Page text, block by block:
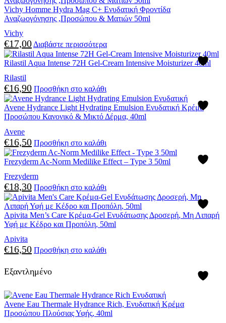
Vichy Homme Hydra Mag C+ Ενυδατική Φροντίδα
Αναζωογόνησης ,Προσώπου & Ματιών 50ml
Vichy
€17,00 Διαβάστε περισσότερα
Rilastil Aqua Intense 72H Gel-Cream Intensive Moisturizer 40ml
Rilastil
€16,90 Προσθήκη στο καλάθι
Avene Hydrance Light Hydrating Emulsion Ενυδατική Κρέμα
Προσώπου Κανονικό & Μικτό Δέρμα, 40ml
Avene
€16,50 Προσθήκη στο καλάθι
Frezyderm Ac-Norm Medilike Effect – Type 3 50ml
Frezyderm
€18,30 Προσθήκη στο καλάθι
Apivita Men’s Care Κρέμα-Gel Ενυδάτωσης Δροσερή, Μη Λιπαρή
Υφή με Κέδρο και Προπόλη, 50ml
Apivita
€16,50 Προσθήκη στο καλάθι
Εξαντλημένο
Avene Eau Thermale Hydrance Rich, Ενυδατική Κρέμα
Προσώπου Πλούσιας Υφής, 40ml